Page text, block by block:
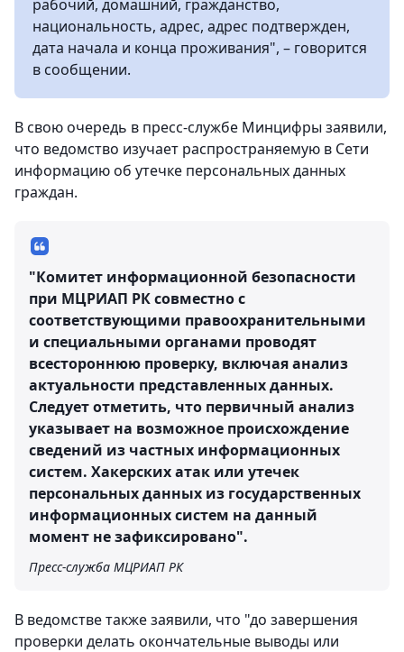
рабочий, домашний, гражданство,
национальность, адрес, адрес подтвержден,
дата начала и конца проживания", – говорится
в сообщении.
В свою очередь в пресс-службе Минцифры заявили,
что ведомство изучает распространяемую в Сети
информацию об утечке персональных данных
граждан.
"Комитет информационной безопасности
при МЦРИАП РК совместно с
соответствующими правоохранительными
и специальными органами проводят
всестороннюю проверку, включая анализ
актуальности представленных данных.
Следует отметить, что первичный анализ
указывает на возможное происхождение
сведений из частных информационных
систем. Хакерских атак или утечек
персональных данных из государственных
информационных систем на данный
момент не зафиксировано".
Пресс-служба МЦРИАП РК
В ведомстве также заявили, что "до завершения
проверки делать окончательные выводы или